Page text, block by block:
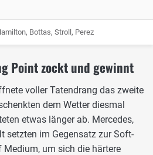
Bottas, Stroll, Perez
Point zockt und gewinnt
voller Tatendrang das zweite
dem Wetter diesmal
etwas länger ab. Mercedes,
setzten im Gegensatz zur Soft-
um sich die härtere